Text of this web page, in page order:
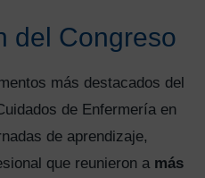
del Congreso
más destacados del
de Enfermería en
de aprendizaje,
que reunieron a más